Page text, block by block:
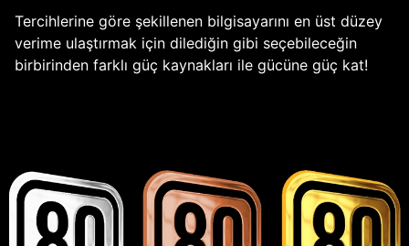
Tercihlerine göre şekillenen bilgisayarını en üst düzey
verime ulaştırmak için dilediğin gibi seçebileceğin
birbirinden farklı güç kaynakları ile gücüne güç kat!